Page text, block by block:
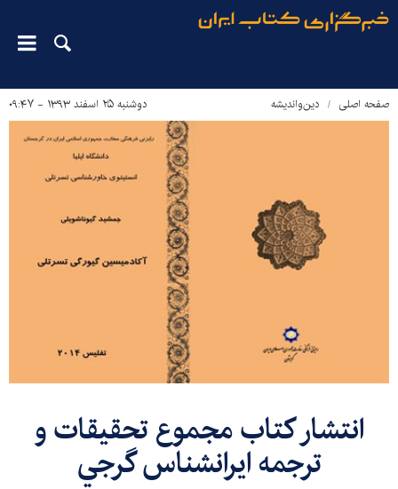
صفحه اصلی دین‌واندیشه دوشنبه ۲۵ اسفند ۱۳۹۳ - ۰۹:۴۷
انتشار كتاب مجموع تحقیقات و
ترجمه ايرانشناس گرجي